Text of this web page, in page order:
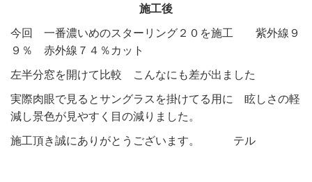
施工後
今回 一番濃いめのスターリング２０を施工 紫外線９
９％ 赤外線７４％カット
左半分窓を開けて比較 こんなにも差が出ました
実際肉眼で見るとサングラスを掛けてる用に 眩しさの軽
減し景色が見やすく目の減りました。
施工頂き誠にありがとうございます。 テル